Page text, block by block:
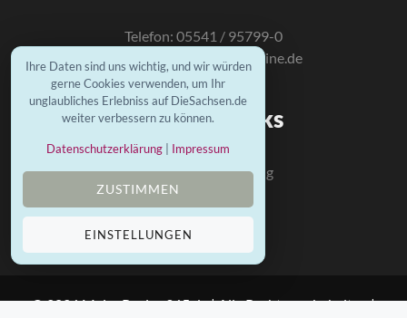
Telefon: 05541 / 95799-0
E-Mail: info@mundus-online.de
Wichtige Links
Kontakt
Datenschutzerklärung
Impressum
Mundus Homepage
© 2026 MeineRegion365.de | Alle Rechte vorbehalten |
Ihre Daten sind uns wichtig, und wir würden
gerne Cookies verwenden, um Ihr
unglaubliches Erlebniss auf DieSachsen.de
weiter verbessern zu können.
Datenschutzerklärung Impressum
ZUSTIMMEN
EINSTELLUNGEN